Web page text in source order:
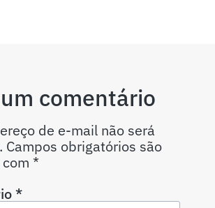
comentário
de e-mail não será
Campos obrigatórios são
*
*